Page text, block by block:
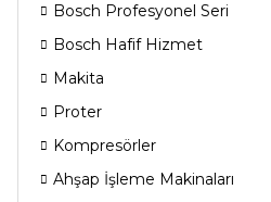
Bosch Profesyonel Seri
Bosch Hafif Hizmet
Makita
Proter
Kompresörler
Ahşap İşleme Makinaları